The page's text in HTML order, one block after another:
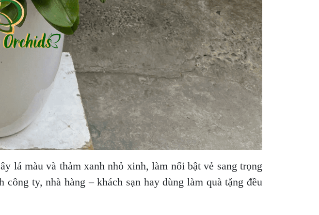
lá màu và thảm xanh nhỏ xinh, làm nổi bật vẻ sang trọng
ty, nhà hàng – khách sạn hay dùng làm quà tặng đều